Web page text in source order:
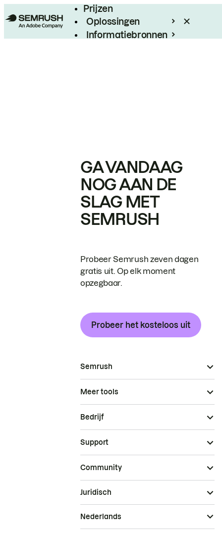
Prijzen
Oplossingen
Informatiebronnen
GA VANDAAG
NOG AAN DE
SLAG MET
SEMRUSH
Probeer Semrush zeven dagen
gratis uit. Op elk moment
opzegbaar.
Probeer het kosteloos uit
Semrush
Meer tools
Bedrijf
Support
Community
Juridisch
Nederlands